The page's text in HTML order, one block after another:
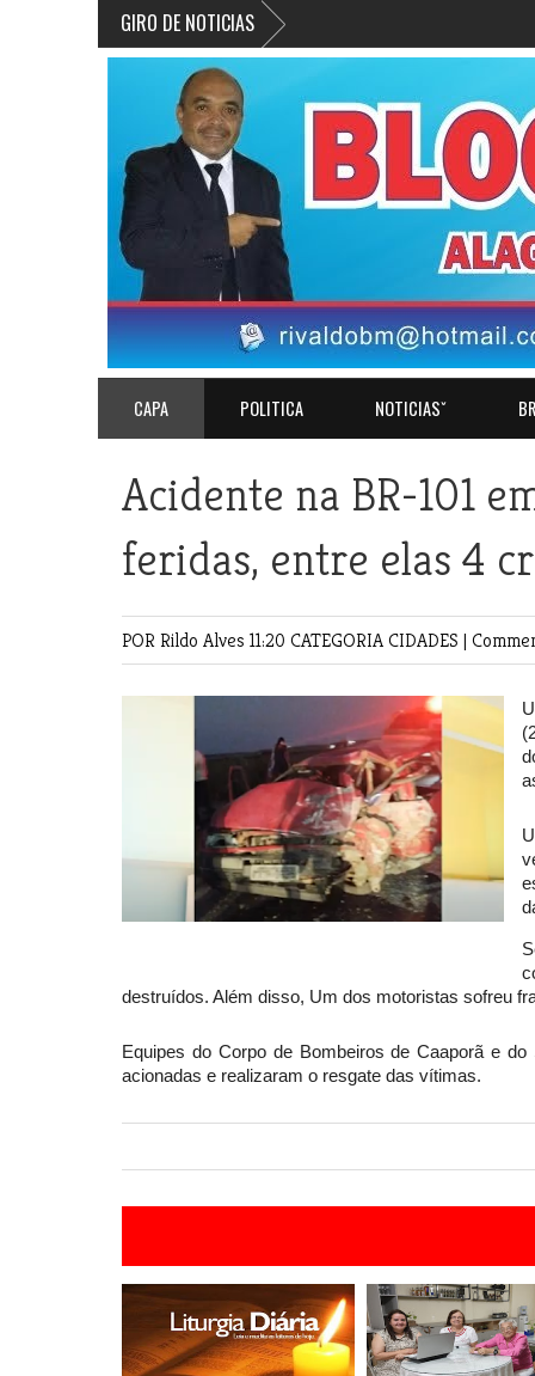
GIRO DE NOTICIAS
CAPA POLITICA NOTICIASˇ
Acidente na BR-101
feridas, entre elas 4
POR Rildo Alves 11:20 CATEGORIACIDADES |
destruídos. Além disso, Um dos motoristas sofreu
Equipes do Corpo de Bombeiros de Caaporã e
acionadas e realizaram o resgate das vítimas.